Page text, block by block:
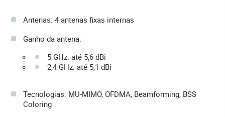
Antenas: 4 antenas fixas internas
Ganho da antena:
5 GHz: até 5,6 dBi
2,4 GHz: até 5,1 dBi
Tecnologias: MU-MIMO, OFDMA, Beamforming, BSS
Coloring